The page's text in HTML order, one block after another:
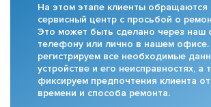
На этом этапе клиенты обращаются
сервисный центр с просьбой о
Это может быть сделано через наш
телефону или лично в нашем
регистрируем все необходимые
устройстве и его неисправностях, а
фиксируем предпочтения клиента
времени и способа ремонта.